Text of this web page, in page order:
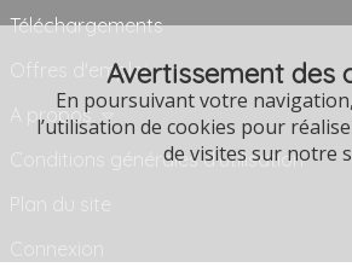
Téléchargements
Offres d'emploi
A propos
Conditions générales d'utilisation
Avertissement des
En poursuivant votre
l’utilisation de cookies pour
de visites sur notre